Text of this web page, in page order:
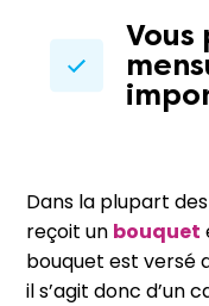
Vous
Dans la plupart des
reçoit un bouquet
bouquet est versé
il s’agit donc d’un